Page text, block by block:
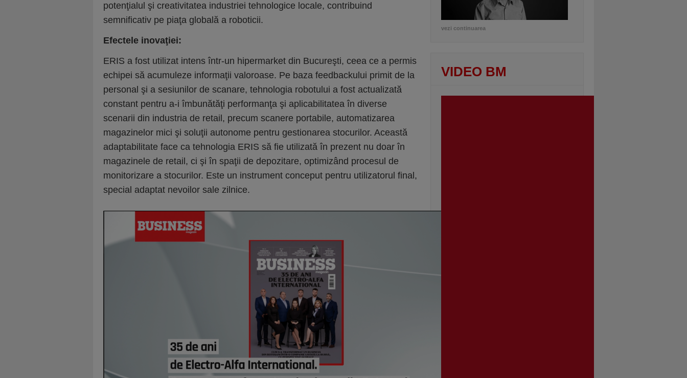
potenţialul şi creativitatea industriei tehnologice locale, contribuind
semnificativ pe piaţa globală a roboticii.
Efectele inovaţiei:
ERIS a fost utilizat intens într-un hipermarket din Bucureşti, ceea ce a permis
echipei să acumuleze informaţii valoroase. Pe baza feedbackului primit de la
personal şi a sesiunilor de scanare, tehnologia robotului a fost actualizată
constant pentru a-i îmbunătăţi performanţa şi aplicabilitatea în diverse
scenarii din industria de retail, precum scanere portabile, automatizarea
magazinelor mici şi soluţii autonome pentru gestionarea stocurilor. Această
adaptabilitate face ca tehnologia ERIS să fie utilizată în prezent nu doar în
magazinele de retail, ci şi în spaţii de depozitare, optimizând procesul de
monitorizare a stocurilor. Este un instrument conceput pentru utilizatorul final,
special adaptat nevoilor sale zilnice.
vezi continuarea
VIDEO BM